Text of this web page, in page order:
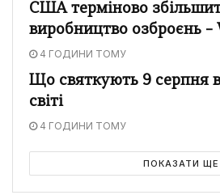
США терміново
виробництво озброєнь –
4 ГОДИНИ ТОМУ
Що святкують 9 серпня в
світі
4 ГОДИНИ ТОМУ
ПОКАЗАТИ ЩЕ